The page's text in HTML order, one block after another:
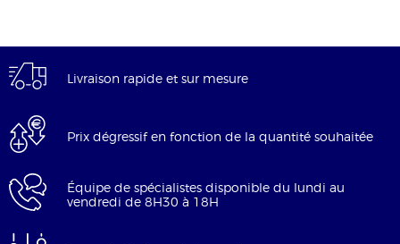
Livraison rapide et sur mesure
Prix dégressif en fonction de la quantité souhaitée
Équipe de spécialistes disponible du lundi au
vendredi de 8H30 à 18H